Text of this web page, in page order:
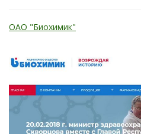
ОАО "Биохимик"